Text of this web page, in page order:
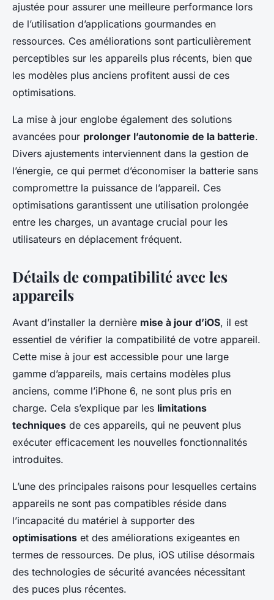
ajustée pour assurer une meilleure performance lors
de l’utilisation d’applications gourmandes en
ressources. Ces améliorations sont particulièrement
perceptibles sur les appareils plus récents, bien que
les modèles plus anciens profitent aussi de ces
optimisations.
La mise à jour englobe également des solutions
avancées pour prolonger l’autonomie de la batterie.
Divers ajustements interviennent dans la gestion de
l’énergie, ce qui permet d’économiser la batterie sans
compromettre la puissance de l’appareil. Ces
optimisations garantissent une utilisation prolongée
entre les charges, un avantage crucial pour les
utilisateurs en déplacement fréquent.
Détails de compatibilité avec les
appareils
Avant d’installer la dernière mise à jour d’iOS, il est
essentiel de vérifier la compatibilité de votre appareil.
Cette mise à jour est accessible pour une large
gamme d’appareils, mais certains modèles plus
anciens, comme l’iPhone 6, ne sont plus pris en
charge. Cela s’explique par les limitations
techniques de ces appareils, qui ne peuvent plus
exécuter efficacement les nouvelles fonctionnalités
introduites.
L’une des principales raisons pour lesquelles certains
appareils ne sont pas compatibles réside dans
l’incapacité du matériel à supporter des
optimisations et des améliorations exigeantes en
termes de ressources. De plus, iOS utilise désormais
des technologies de sécurité avancées nécessitant
des puces plus récentes.